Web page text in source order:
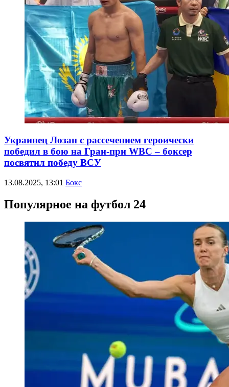
Украинец Лозан с рассечением героически
победил в бою на Гран-при WBC – боксер
посвятил победу ВСУ
13.08.2025, 13:01 Бокс
Популярное на футбол 24